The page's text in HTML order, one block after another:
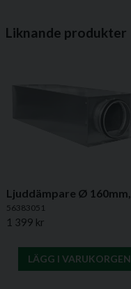
Liknande produkter
56383051
1 399 kr
LÄGG I VARUKORGEN
Fördelar
Lätt att installera
Ventilation i
System där
Ja, ni får publicera